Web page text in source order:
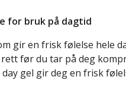
for bruk på dagtid
gir en frisk følelse hele
før du tar på deg
gel gir deg en frisk